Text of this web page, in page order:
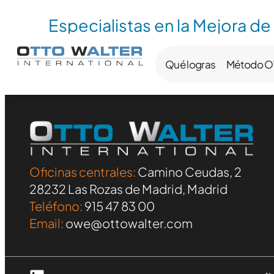
Especialistas en la Mejora
Qué logras Método
Oficinas centrales: Camino Ceudas, 2
28232 Las Rozas de Madrid, Madrid
Teléfono: 915 47 83 00
Email: owe@ottowalter.com